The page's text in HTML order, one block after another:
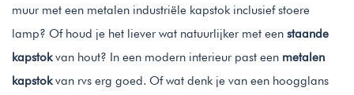
muur met een metalen industriële kapstok inclusief stoere
lamp? Of houd je het liever wat natuurlijker met een staande
kapstokvan hout? In een modern interieur past een metalen
kapstokvan rvs erg goed. Of wat denk je van een hoogglans